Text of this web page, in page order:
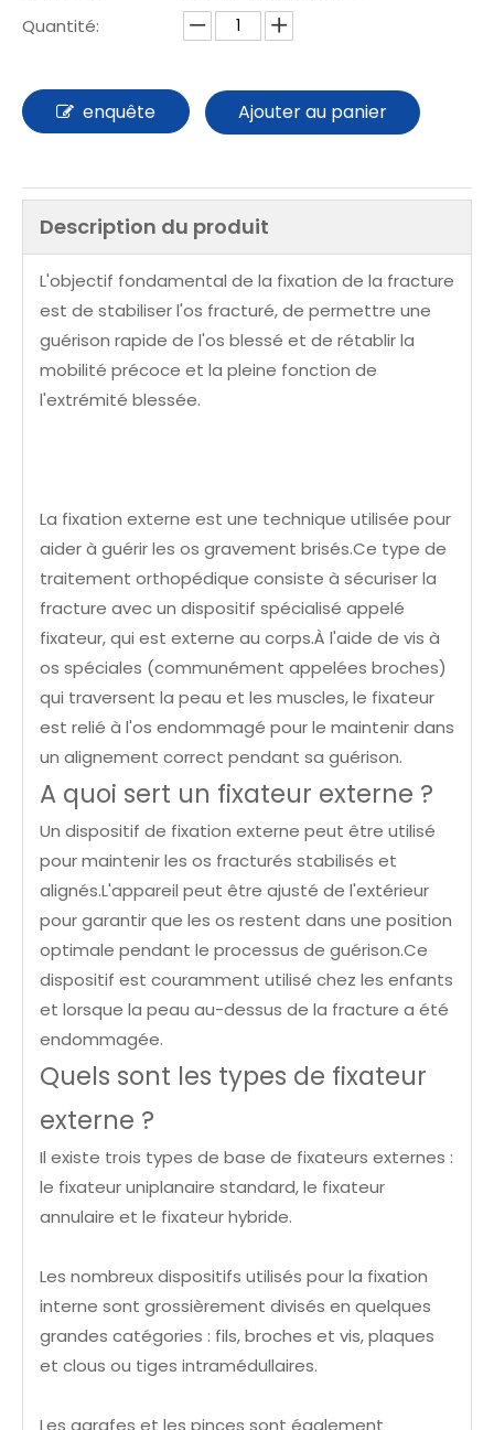
Quantité:
enquête Ajouter au panier
Description du produit
L'objectif fondamental de la fixation de la fracture
est de stabiliser l'os fracturé, de permettre une
guérison rapide de l'os blessé et de rétablir la
mobilité précoce et la pleine fonction de
l'extrémité blessée.
La fixation externe est une technique utilisée pour
aider à guérir les os gravement brisés.Ce type de
traitement orthopédique consiste à sécuriser la
fracture avec un dispositif spécialisé appelé
fixateur, qui est externe au corps.À l'aide de vis à
os spéciales (communément appelées broches)
qui traversent la peau et les muscles, le fixateur
est relié à l'os endommagé pour le maintenir dans
un alignement correct pendant sa guérison.
A quoi sert un fixateur externe ?
Un dispositif de fixation externe peut être utilisé
pour maintenir les os fracturés stabilisés et
alignés.L'appareil peut être ajusté de l'extérieur
pour garantir que les os restent dans une position
optimale pendant le processus de guérison.Ce
dispositif est couramment utilisé chez les enfants
et lorsque la peau au-dessus de la fracture a été
endommagée.
Quels sont les types de fixateur
externe ?
Il existe trois types de base de fixateurs externes :
le fixateur uniplanaire standard, le fixateur
annulaire et le fixateur hybride.
Les nombreux dispositifs utilisés pour la fixation
interne sont grossièrement divisés en quelques
grandes catégories : fils, broches et vis, plaques
et clous ou tiges intramédullaires.
Les agrafes et les pinces sont également